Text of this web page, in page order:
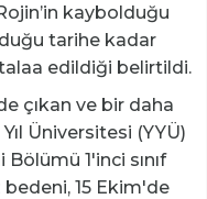
kaybolduğu
tarihe kadar
edildiği belirtildi.
çıkan ve bir daha
Üniversitesi (YYÜ)
1'inci sınıf
bedeni, 15 Ekim'de